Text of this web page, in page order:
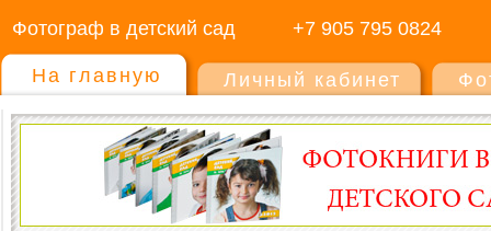
Фотограф в детский сад +7 905 795 0824
На главную Личный кабинет